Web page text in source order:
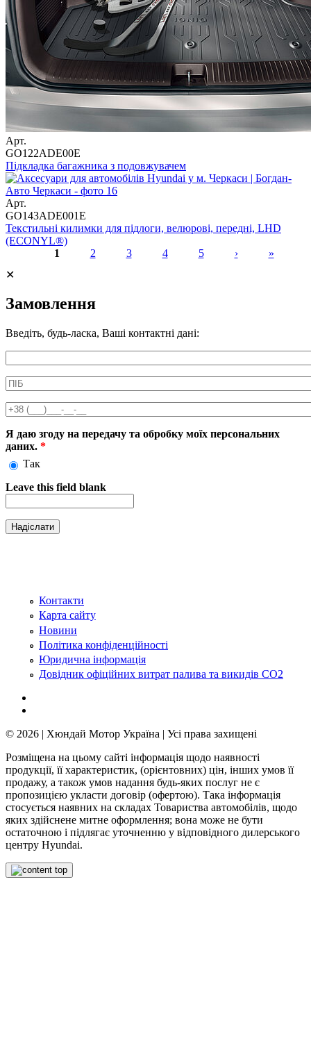
Арт.
GO122ADE00E
Підкладка багажника з подовжувачем
Арт.
GO143ADE001E
Текстильні килимки для підлоги, велюрові, передні, LHD
(ECONYL®)
Сторінки
1 2 3 4 5 ›
»
✕
Замовлення
Введіть, будь-ласка, Ваші контактні дані:
ПІБ
Телефон
Я даю згоду на передачу та обробку моїх персональних
даних. *
Так
Leave this field blank
Контакти
Карта сайту
Новини
Політика конфіденційності
Юридична інформація
Довідник офіційних витрат палива та викидів СО2
© 2026 | Хюндай Мотор Україна | Усі права захищені
Розміщена на цьому сайті інформація щодо наявності
продукції, її характеристик, (орієнтовних) цін, інших умов її
продажу, а також умов надання будь-яких послуг не є
пропозицією укласти договір (офертою). Така інформація
стосується наявних на складах Товариства автомобілів, щодо
яких здійснене митне оформлення; вона може не бути
остаточною і підлягає уточненню у відповідного дилерського
центру Hyundai.